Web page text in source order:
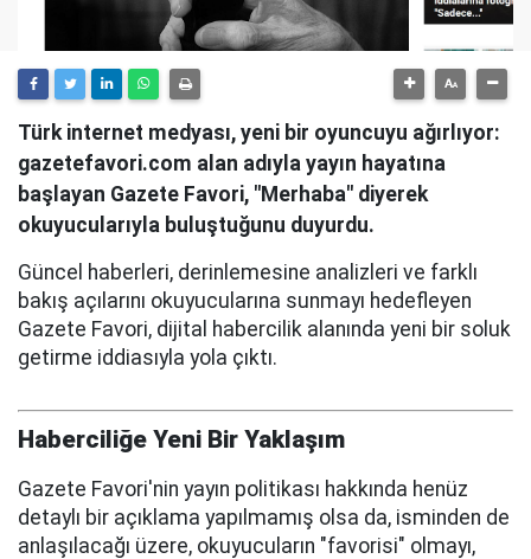
Türk internet medyası, yeni bir oyuncuyu ağırlıyor:
gazetefavori.com alan adıyla yayın hayatına
başlayan Gazete Favori, "Merhaba" diyerek
okuyucularıyla buluştuğunu duyurdu.
Güncel haberleri, derinlemesine analizleri ve farklı
bakış açılarını okuyucularına sunmayı hedefleyen
Gazete Favori, dijital habercilik alanında yeni bir soluk
getirme iddiasıyla yola çıktı.
Haberciliğe Yeni Bir Yaklaşım
Gazete Favori'nin yayın politikası hakkında henüz
detaylı bir açıklama yapılmamış olsa da, isminden de
anlaşılacağı üzere, okuyucuların "favorisi" olmayı,